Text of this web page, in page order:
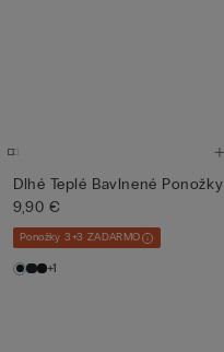
Dlhé Teplé Bavlnené Ponožky
9,90 €
Ponožky 3+3 ZADARMO
+1